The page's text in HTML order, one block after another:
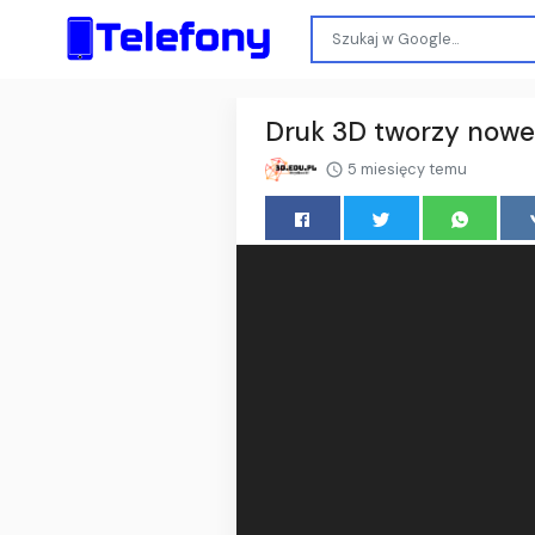
Druk 3D tworzy
5 miesięcy temu